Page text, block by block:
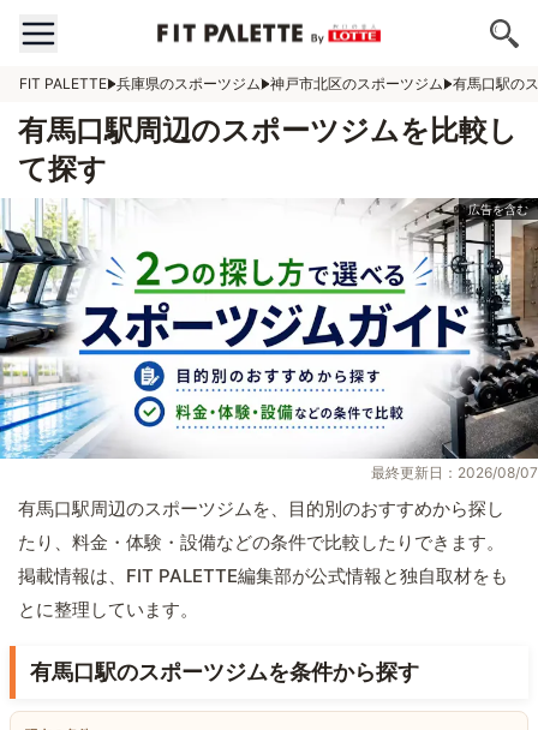
FIT PALETTE 兵庫県のスポーツジム 神戸市北区のスポーツジム 有馬口駅の
有馬口駅周辺のスポーツジムを比較し
て探す
最終更新日：2026/08/07
有馬口駅周辺のスポーツジムを、目的別のおすすめから探し
たり、料金・体験・設備などの条件で比較したりできます。
掲載情報は、FIT PALETTE編集部が公式情報と独自取材をも
とに整理しています。
有馬口駅のスポーツジムを条件から探す